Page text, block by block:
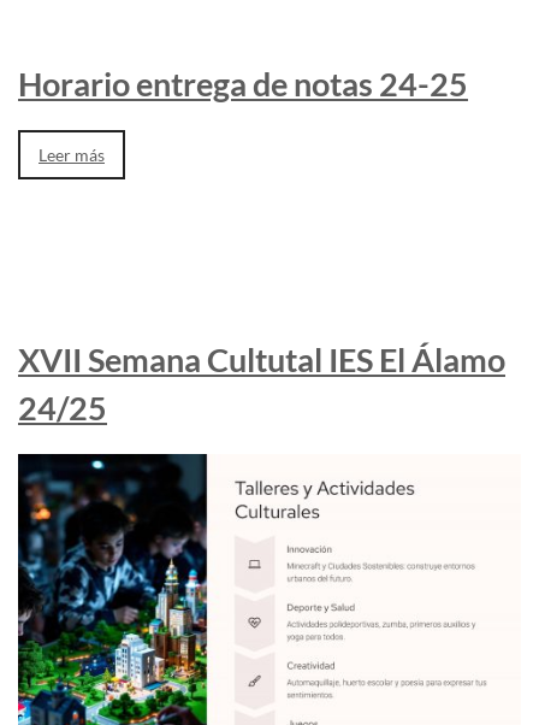
Horario entrega de notas 24-25
Leer más
XVII Semana Cultutal IES El Álamo
24/25